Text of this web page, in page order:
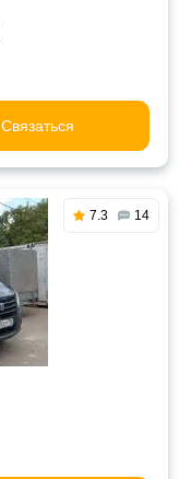
Связаться
7.3 14